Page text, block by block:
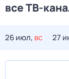
все ТВ-
26 июл, вс 27